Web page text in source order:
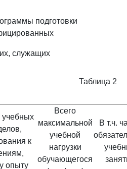
подготовки
служащих
Таблица 2
к
опыту
Всего
максимальной
учебной
нагрузки
обучающегося
В т.ч.